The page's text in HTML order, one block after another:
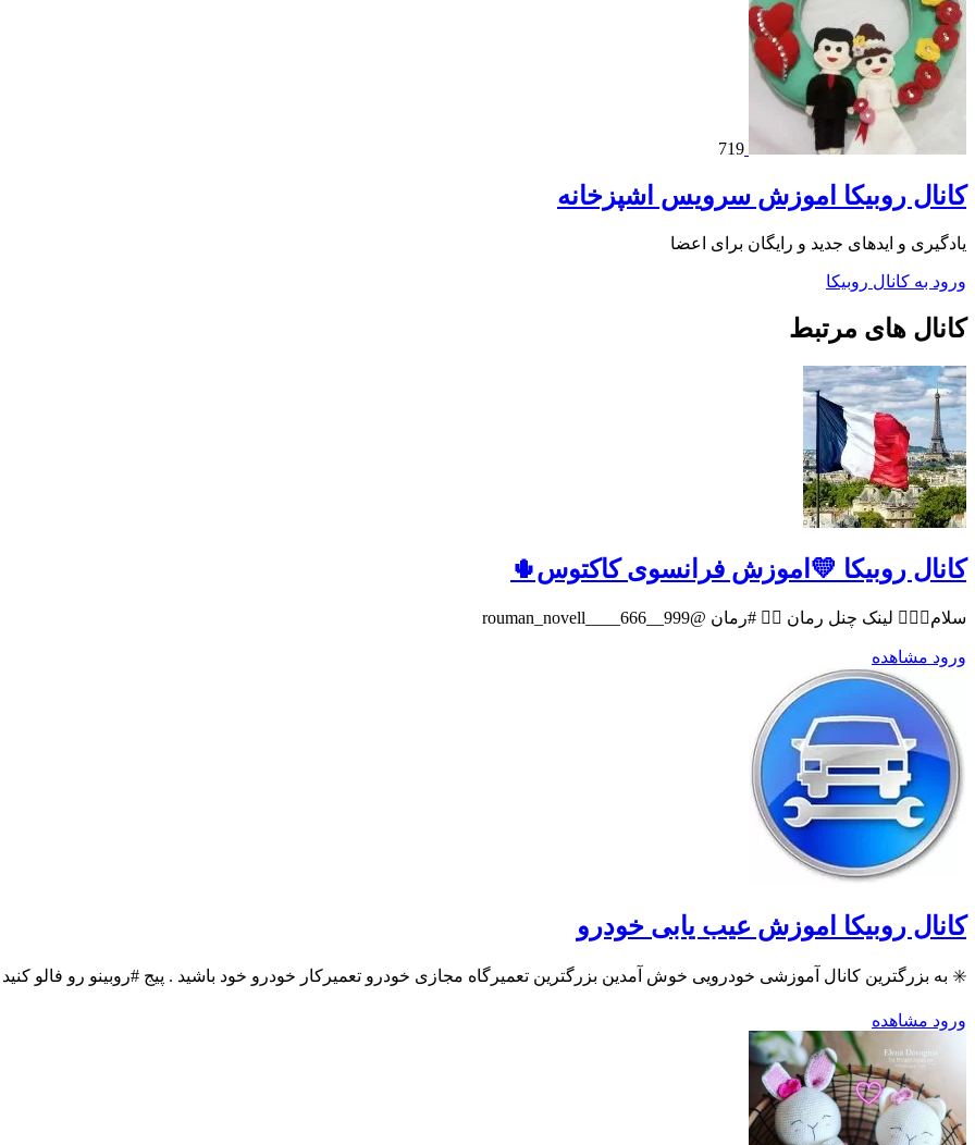
719
کانال روبیکا اموزش سرویس اشپزخانه
یادگیری و ایدهای جدید و رایگان برای اعضا
ورود به کانال روبیکا
کانال های مرتبط
کانال روبیکا 💛اموزش فرانسوی کاکتوس🌵
سلام💁🏻‍♀️ لینک چنل رمان 👇🏻 #رمان @rouman_novell____666__999
ورود مشاهده
کانال روبیکا اموزش عیب یابی خودرو
✳️ به بزرگترین کانال آموزشی خودرویی خوش آمدین بزرگترین تعمیرگاه مجازی خودرو تعمیرکار خودرو خود باشید . پیج #روبینو رو فالو کنید
ورود مشاهده